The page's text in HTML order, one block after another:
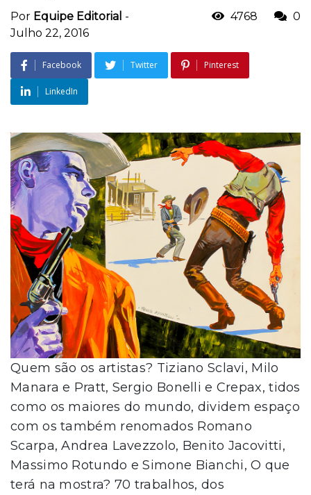
Por Equipe Editorial -
Julho 22, 2016
4768 0
Facebook Twitter Pinterest
LinkedIn
Quem são os artistas? Tiziano Sclavi, Milo
Manara e Pratt, Sergio Bonelli e Crepax, tidos
como os maiores do mundo, dividem espaço
com os também renomados Romano
Scarpa, Andrea Lavezzolo, Benito Jacovitti,
Massimo Rotundo e Simone Bianchi, O que
terá na mostra? 70 trabalhos, dos